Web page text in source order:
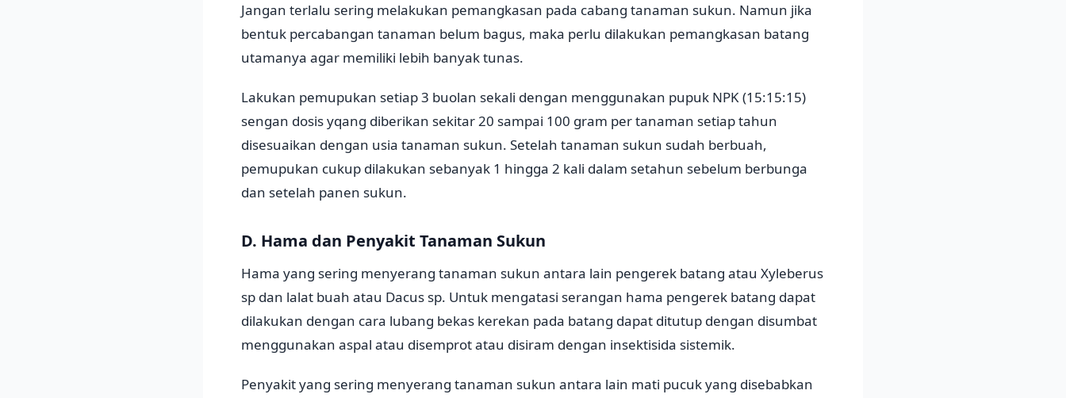
Jangan terlalu sering melakukan pemangkasan pada cabang tanaman sukun. Namun jika
bentuk percabangan tanaman belum bagus, maka perlu dilakukan pemangkasan batang
utamanya agar memiliki lebih banyak tunas.
Lakukan pemupukan setiap 3 buolan sekali dengan menggunakan pupuk NPK (15:15:15)
sengan dosis yqang diberikan sekitar 20 sampai 100 gram per tanaman setiap tahun
disesuaikan dengan usia tanaman sukun. Setelah tanaman sukun sudah berbuah,
pemupukan cukup dilakukan sebanyak 1 hingga 2 kali dalam setahun sebelum berbunga
dan setelah panen sukun.
D. Hama dan Penyakit Tanaman Sukun
Hama yang sering menyerang tanaman sukun antara lain pengerek batang atau Xyleberus
sp dan lalat buah atau Dacus sp. Untuk mengatasi serangan hama pengerek batang dapat
dilakukan dengan cara lubang bekas kerekan pada batang dapat ditutup dengan disumbat
menggunakan aspal atau disemprot atau disiram dengan insektisida sistemik.
Penyakit yang sering menyerang tanaman sukun antara lain mati pucuk yang disebabkan